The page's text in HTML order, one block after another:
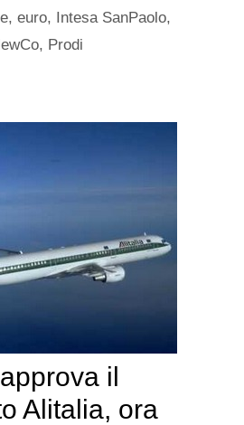
, euro, Intesa SanPaolo,
, Prodi
il
Alitalia, ora